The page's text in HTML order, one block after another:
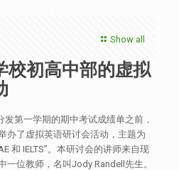
Show all
校初高中部的虚拟
发第一学期的期中考试成绩单之前，
办了虚拟英语研讨会活动，主题为
和 IELTS”。本研讨会的讲师来自现
一位教师，名叫Jody Randell先生。